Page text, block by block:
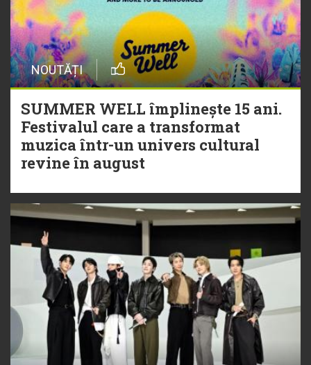
NOUTĂȚI
SUMMER WELL împlinește 15 ani.
Festivalul care a transformat
muzica într-un univers cultural
revine în august